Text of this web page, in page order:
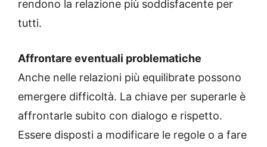
rendono la relazione più soddisfacente per
tutti.
Affrontare eventuali problematiche
Anche nelle relazioni più equilibrate possono
emergere difficoltà. La chiave per superarle è
affrontarle subito con dialogo e rispetto.
Essere disposti a modificare le regole o a fare